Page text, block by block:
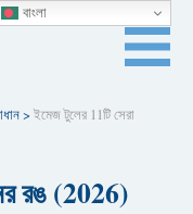
>ইমেজ টুলের 11টি সেরা
রঙ (2026)
বাংলা